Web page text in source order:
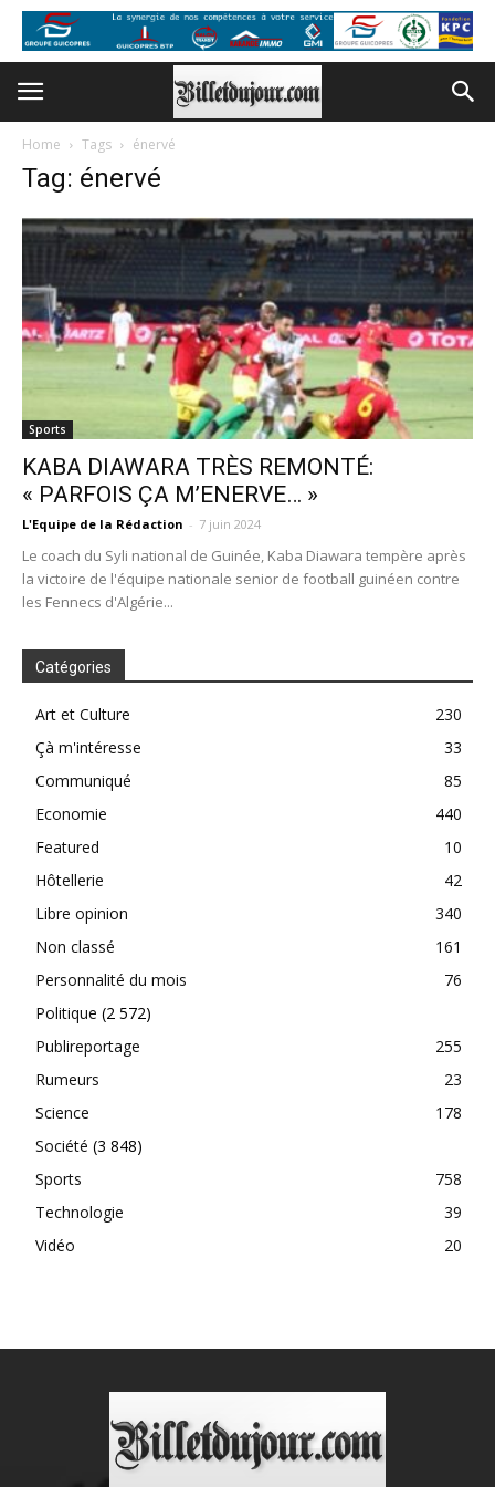
Home Tags énervé
Tag: énervé
Sports
KABA DIAWARA TRÈS REMONTÉ:
« PARFOIS ÇA M’ENERVE… »
L'Equipe de la Rédaction - 7 juin 2024
Le coach du Syli national de Guinée, Kaba Diawara tempère après
la victoire de l'équipe nationale senior de football guinéen contre
les Fennecs d'Algérie...
Catégories
Art et Culture
230
Çà m'intéresse
33
Communiqué
85
Economie
440
Featured
10
Hôtellerie
42
Libre opinion
340
Non classé
161
Personnalité du mois
76
Politique (2 572)
Publireportage
255
Rumeurs
23
Science
178
Société (3 848)
Sports
758
Technologie
39
Vidéo
20